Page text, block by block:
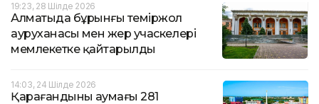
19:23, 28 Шілде 2026
Алматыда бұрынғы теміржол
ауруханасы мен жер учаскелері
мемлекетке қайтарылды
14:03, 24 Шілде 2026
Қарағандының ​​аумағы 281